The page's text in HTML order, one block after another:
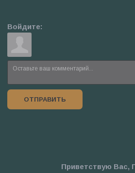
Войдите:
ОТПРАВИТЬ
Приветствую Вас,